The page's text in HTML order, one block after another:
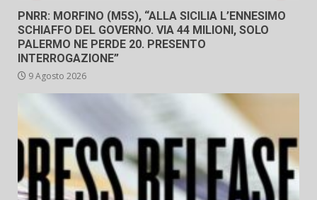
PNRR: MORFINO (M5S), “ALLA SICILIA L’ENNESIMO
SCHIAFFO DEL GOVERNO. VIA 44 MILIONI, SOLO
PALERMO NE PERDE 20. PRESENTO
INTERROGAZIONE”
9 Agosto 2026